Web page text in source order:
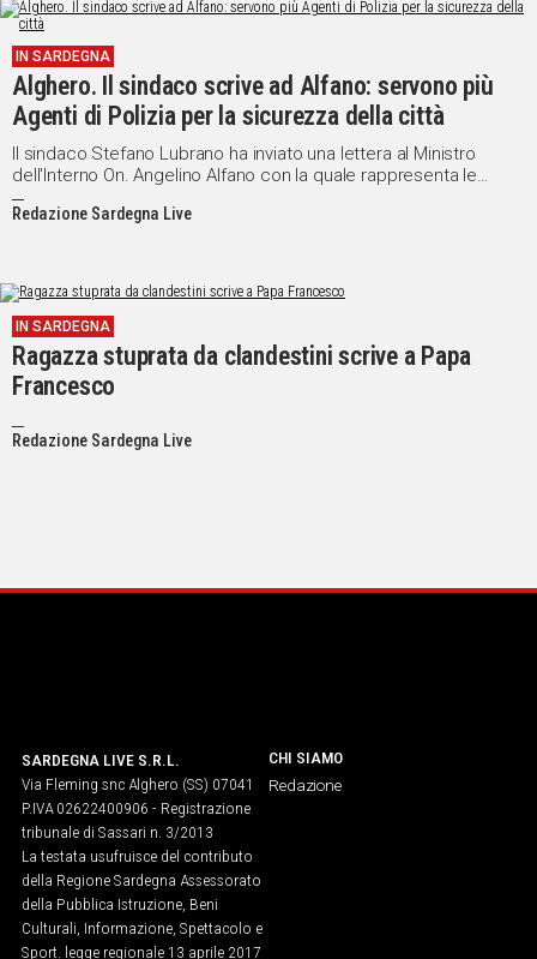
IN SARDEGNA
Alghero. Il sindaco scrive ad Alfano: servono più
Agenti di Polizia per la sicurezza della città
Il sindaco Stefano Lubrano ha inviato una lettera al Ministro
dell'Interno On. Angelino Alfano con la quale rappresenta le
criticità che caratterizzano la dotazione organica del
Commissariato di Pubblica Sicurezza di Alghero.
Redazione Sardegna Live
IN SARDEGNA
Ragazza stuprata da clandestini scrive a Papa
Francesco
Redazione Sardegna Live
SARDEGNA LIVE S.R.L.
Via Fleming snc Alghero (SS) 07041
P.IVA 02622400906 - Registrazione
tribunale di Sassari n. 3/2013
La testata usufruisce del contributo
della Regione Sardegna Assessorato
della Pubblica Istruzione, Beni
Culturali, Informazione, Spettacolo e
Sport. legge regionale 13 aprile 2017
CHI SIAMO
Redazione